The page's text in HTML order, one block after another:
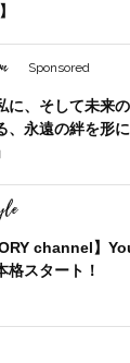
Sponsored
に、そして未来
、永遠の絆を形
channel】
格スタート！